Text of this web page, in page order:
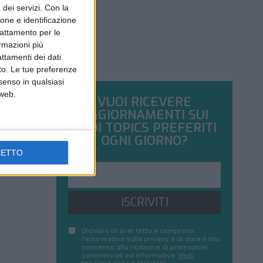
servizi. Con la
e identificazione
per le
più
dei dati
Le tue preferenze
in qualsiasi
VUOI RICEVERE
AGGIORNAMENTI SUI
TUOI TOPICS PREFERITI
OGNI GIORNO?
ISCRIVITI
Dichiaro di aver letto e compreso
l'informativa sulla privacy e di dare il mio
consenso alla ricezione di promozioni
commerciali ed informative. Vedi